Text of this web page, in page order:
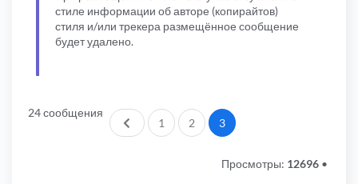
стиле информации об авторе (копирайтов)
стиля и/или трекера размещённое сообщение
будет удалено.
24 сообщения
Пред.1 2 3
Просмотры: 12696 •